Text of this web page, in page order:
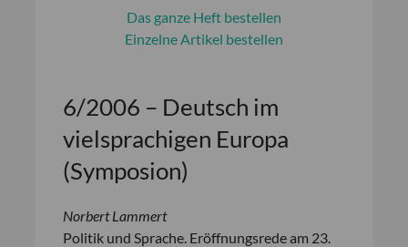
Das ganze Heft bestellen
Einzelne Artikel bestellen
6/2006 – Deutsch im
vielsprachigen Europa
(Symposion)
Norbert Lammert
Politik und Sprache. Eröffnungsrede am 23.